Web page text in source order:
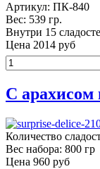
Артикул: ПК-840
Вес: 539 гр.
Внутри 15
Цена 2014 руб
С арахисом
Количество
Вес набора: 800 гр
Цена 960 руб